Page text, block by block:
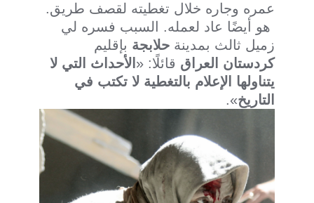
عمره وجاره خلال تغطيته لقصف طريق.
هو أيضًا عاد لعمله. السبب فسره لي
زميل ثالث بمدينة حلابجة بإقليم
كردستان العراق قائلًا: « الأحداث التي لا
يتناولها الإعلام بالتغطية لا تكتب في
التاريخ».